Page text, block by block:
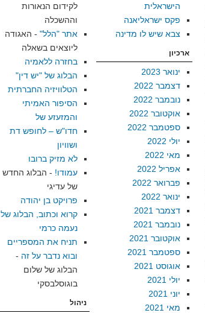
הישראלית
פקס ישראליאנה
צבא שיש לו מדינה
ארכיון
ינואר 2023
דצמבר 2022
נובמבר 2022
אוקטובר 2022
ספטמבר 2022
יולי 2022
מאי 2022
אפריל 2022
פברואר 2022
ינואר 2022
דצמבר 2021
נובמבר 2021
אוקטובר 2021
ספטמבר 2021
אוגוסט 2021
יולי 2021
יוני 2021
מאי 2021
לקידום הנאורות
וההשכלה
אתר "הלל" - האגודה
ליוצאים בשאלה
בחזרה ללאמיה
הבלוג של "יש דין"
הטלוויזיה החברתית
הסיפור האמיתי
והמזעזע של
חדו"ש – לחופש דת
ושוויון
לא מזיק ברובו
עמודו! - הבלוג החדש
של עדיגי
פרויקט בן יהודה
קרוא וכתוב, הבלוג של
נעמה כרמי
תניח את המספריים
ובוא נדבר על זה -
הבלוג של שלום
בוגוסלבסקי
ניהול